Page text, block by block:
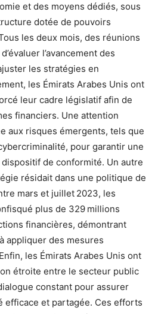
et des moyens dédiés, sous
dotée de pouvoirs
les deux mois, des réunions
l’avancement des
les stratégies en
les Émirats Arabes Unis ont
leur cadre législatif afin de
financiers. Une attention
aux risques émergents, tels que
pour garantir une
de conformité. Un autre
résidait dans une politique de
mars et juillet 2023, les
plus de 329 millions
financières, démontrant
appliquer des mesures
les Émirats Arabes Unis ont
étroite entre le secteur public
constant pour assurer
efficace et partagée. Ces efforts